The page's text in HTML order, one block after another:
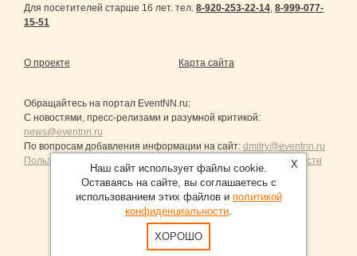
Для посетителей старше 16 лет. тел. 8-920-253-22-14, 8-999-077-
15-51
О проекте Карта сайта
Обращайтесь на портал EventNN.ru:
С новостями, пресс-релизами и разумной критикой:
news@eventnn.ru
По вопросам добавления информации на сайт: dmitry@eventnn.ru
Пользовательское Соглашение и политика конфиденциальности
Продвижение сайтов Санкт-Петербург
X
Наш сайт использует файлы cookie.
Оставаясь на сайте, вы соглашаетесь с
использованием этих файлов и политикой
конфиденциальности.
ХОРОШО